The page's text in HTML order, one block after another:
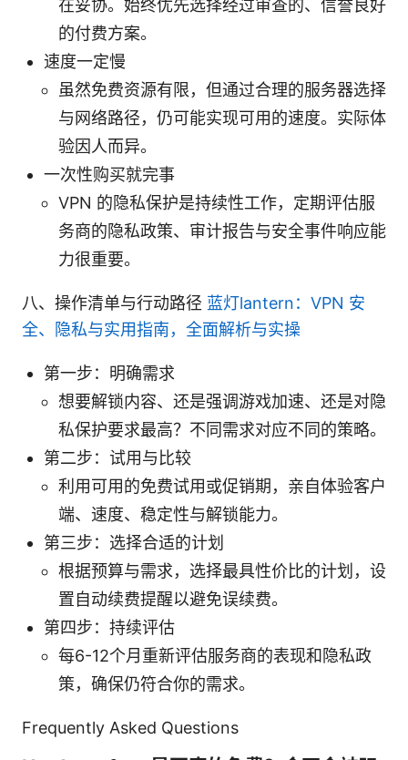
在妥协。始终优先选择经过审查的、信誉良好
的付费方案。
速度一定慢
虽然免费资源有限，但通过合理的服务器选择
与网络路径，仍可能实现可用的速度。实际体
验因人而异。
一次性购买就完事
VPN 的隐私保护是持续性工作，定期评估服
务商的隐私政策、审计报告与安全事件响应能
力很重要。
八、操作清单与行动路径 蓝灯lantern：VPN 安
全、隐私与实用指南，全面解析与实操
第一步：明确需求
想要解锁内容、还是强调游戏加速、还是对隐
私保护要求最高？不同需求对应不同的策略。
第二步：试用与比较
利用可用的免费试用或促销期，亲自体验客户
端、速度、稳定性与解锁能力。
第三步：选择合适的计划
根据预算与需求，选择最具性价比的计划，设
置自动续费提醒以避免误续费。
第四步：持续评估
每6-12个月重新评估服务商的表现和隐私政
策，确保仍符合你的需求。
Frequently Asked Questions